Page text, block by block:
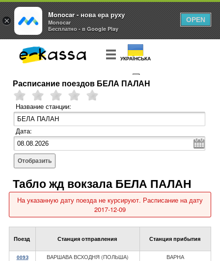
УКРАЇНСЬКА
КУПИТЬ БИЛЕТ
Расписание поездов БЕЛА ПАЛАН
Название станции:
Дата:
Отобразить
Табло жд вокзала БЕЛА ПАЛАН
На указанную дату поезда не курсируют. Расписание на дату
2017-12-09
Поезд Станция отправления Станция прибытия
009З ВАРШАВА ВСХОДНЯ (ПОЛЬША) ВАРНА
×
Monocar - нова ера руху
Monocar
Бесплатно - в Google Play
OPEN